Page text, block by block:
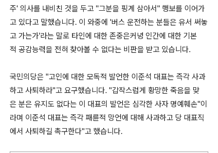
주' 의사를 내비친 것을 두고 "그분을 핑계 삼아서" 행보를 이어가
고 있다고 말했습니다. 이 와중에 '버스 운전하는 분들은 유서 써놓
고 가는가'라는 말로 타인에 대한 존중은커녕 인간에 대한 기본
적 공감능력을 전혀 찾아볼 수 없다는 비판을 받고 있습니다.
국민의당은 "고인에 대한 모독적 발언한 이준석 대표는 즉각 사과
하고 사퇴하라"고 요구했습니다. "갑작스럽게 황망한 죽음을 맞
은 분은 유지도 없다는 이 대표의 발언은 심각한 사자 명예훼손"이
라며 이준석 대표는 즉각 패륜적 망언에 대해 사과하고 당 대표직
에서 사퇴하길 촉구한다"고 했습니다.